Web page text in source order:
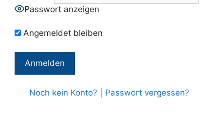
Passwort anzeigen
Angemeldet bleiben
Noch kein Konto? Passwort vergessen?